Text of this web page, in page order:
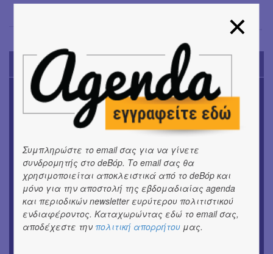
Σταυρούλα Πανοπούλου
TODAY'S EVENTS
ΜΟΥΣΙΚΗ
16o Samos Young Artists Festival
ΜΟΥΣΙΚΗ
Το 6ο Kournos Music Festival στη Λήμνο
ΘΕΑΤΡΟ / ΧΟΡΟΣ
«ΑΗ ΛΑΟΣ» | Ένα σκηνικό ρέκβιεμ για την ήττα ενός
λαού
Συμπληρώστε το email σας για να γίνετε
συνδρομητής στο deBόp. Το email σας θα
χρησιμοποιείται αποκλειστικά από το deBόp και
μόνο για την αποστολή της εβδομαδιαίας agenda
και περιοδικών newsletter ευρύτερου πολιτιστικού
ενδιαφέροντος. Καταχωρώντας εδώ το email σας,
αποδέχεστε την πολιτική απορρήτου μας.